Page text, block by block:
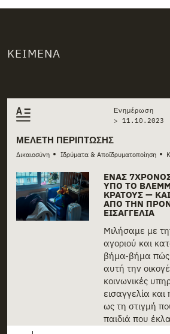
ΚΕΊΜΕΝΑ
Related stories
ΜΕΛΈΤΗ ΠΕΡΊΠΤΩΣΗΣ
Δικαιοσύνη • Ιδρύματα & Αποϊδρυματοποίηση •
Ενημέρωση
> 11.10.2023
ΈΝΑΣ
ΥΠΌ ΤΟ
ΚΡΆΤΟΥΣ —
ΑΠΌ ΤΗΝ
ΕΙΣΑΓΓΕΛΊΑ
Μιλήσαμε με
αγοριού και
βήμα-βήμα πώς
αυτή την
κοινωνικές
εισαγγελία
ως τη στιγμή
παιδιά που